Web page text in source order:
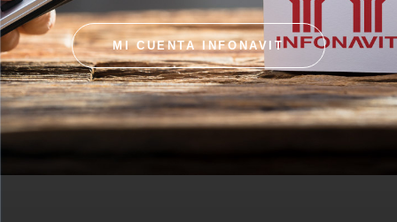
MI CUENTA INFONAVIT